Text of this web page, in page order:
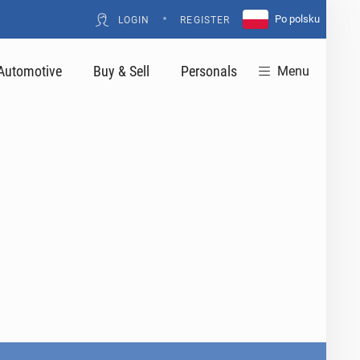
LOGIN • REGISTER Po polsku
Buy & Sell Personals Menu